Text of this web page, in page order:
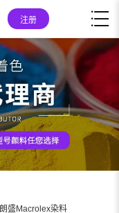
注册
朗盛Macrolex染料